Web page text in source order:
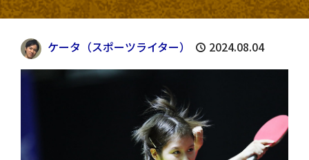
ケータ（スポーツライター） 2024.08.04